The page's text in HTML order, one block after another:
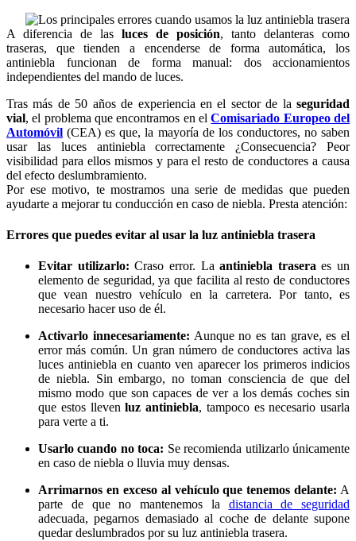
A diferencia de las luces de posición, tanto delanteras como
traseras, que tienden a encenderse de forma automática, los
antiniebla funcionan de forma manual: dos accionamientos
independientes del mando de luces.
Tras más de 50 años de experiencia en el sector de la seguridad
vial, el problema que encontramos en elComisariado Europeo del
Automóvil (CEA) es que, la mayoría de los conductores, no saben
usar las luces antiniebla correctamente ¿Consecuencia? Peor
visibilidad para ellos mismos y para el resto de conductores a causa
del efecto deslumbramiento.
Por ese motivo, te mostramos una serie de medidas que pueden
ayudarte a mejorar tu conducción en caso de niebla. Presta atención:
Errores que puedes evitar al usar la luz antiniebla trasera
Evitar utilizarlo: Craso error. Laantiniebla trasera es un
elemento de seguridad, ya que facilita al resto de conductores
que vean nuestro vehículo en la carretera. Por tanto, es
necesario hacer uso de él.
Activarlo innecesariamente: Aunque no es tan grave, es el
error más común. Un gran número de conductores activa las
luces antiniebla en cuanto ven aparecer los primeros indicios
de niebla. Sin embargo, no toman consciencia de que del
mismo modo que son capaces de ver a los demás coches sin
que estos llevenluz antiniebla, tampoco es necesario usarla
para verte a ti.
Usarlo cuando no toca: Se recomienda utilizarlo únicamente
en caso de niebla o lluvia muy densas.
Arrimarnos en exceso al vehículo que tenemos delante: A
parte de que no mantenemos la distancia de seguridad
adecuada, pegarnos demasiado al coche de delante supone
quedar deslumbrados por su luz antiniebla trasera.